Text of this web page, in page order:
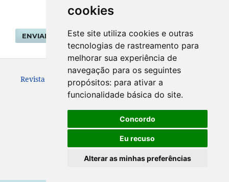
cookies
Este site utiliza cookies e outras
tecnologias de rastreamento para
melhorar sua experiência de
navegação para os seguintes
propósitos: para ativar a
funcionalidade básica do site.
Concordo
Eu recuso
Alterar as minhas preferências
ENVIAR SUBMISSÃO
Revista Geografar ISSN: 1981-089X